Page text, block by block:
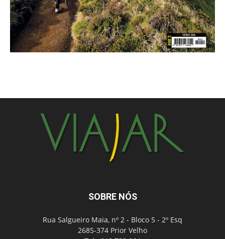
SOBRE NÓS
Rua Salgueiro Maia, nº 2 - Bloco 5 - 2º Esq
2685-374 Prior Velho